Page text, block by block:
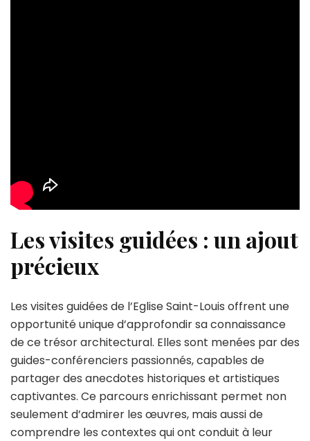
Les visites guidées : un ajout
précieux
Les visites guidées de l’Eglise Saint-Louis offrent une
opportunité unique d’approfondir sa connaissance
de ce trésor architectural. Elles sont menées par des
guides-conférenciers passionnés, capables de
partager des anecdotes historiques et artistiques
captivantes. Ce parcours enrichissant permet non
seulement d’admirer les œuvres, mais aussi de
comprendre les contextes qui ont conduit à leur